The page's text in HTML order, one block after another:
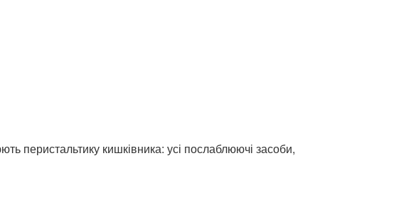
перистальтику кишківника: усі послаблюючі засоби,